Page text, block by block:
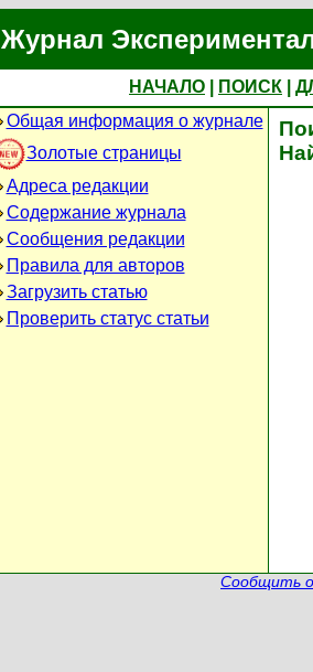
Журнал
НАЧАЛО ПОИСК
Общая информация о журнале
Золотые страницы
Адреса редакции
Содержание журнала
Сообщения редакции
Правила для авторов
Загрузить статью
Проверить статус статьи
Сообщить о